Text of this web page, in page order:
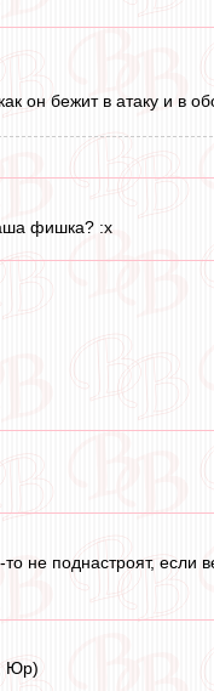
он бежит в атаку и в
фишка? :x
не поднастроят, если
Юр)